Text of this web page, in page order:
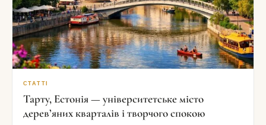
СТАТТІ
Тарту, Естонія — університетське місто
дерев’яних кварталів і творчого спокою